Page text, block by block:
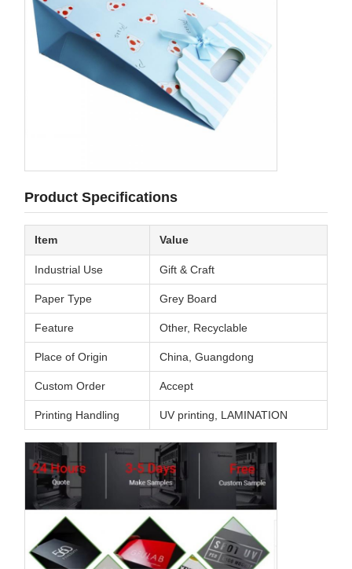
Product Specifications
Item Value
Industrial Use Gift & Craft
Paper Type Grey Board
Feature Other, Recyclable
Place of Origin China, Guangdong
Custom Order Accept
Printing Handling UV printing, LAMINATION